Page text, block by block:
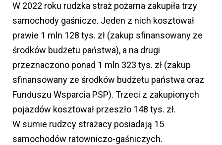
W 2022 roku rudzka straż pożarna zakupiła trzy
samochody gaśnicze. Jeden z nich kosztował
prawie 1 mln 128 tys. zł (zakup sfinansowany ze
środków budżetu państwa), a na drugi
przeznaczono ponad 1 mln 323 tys. zł (zakup
sfinansowany ze środków budżetu państwa oraz
Funduszu Wsparcia PSP). Trzeci z zakupionych
pojazdów kosztował przeszło 148 tys. zł.
W sumie rudzcy strażacy posiadają 15
samochodów ratowniczo-gaśniczych.